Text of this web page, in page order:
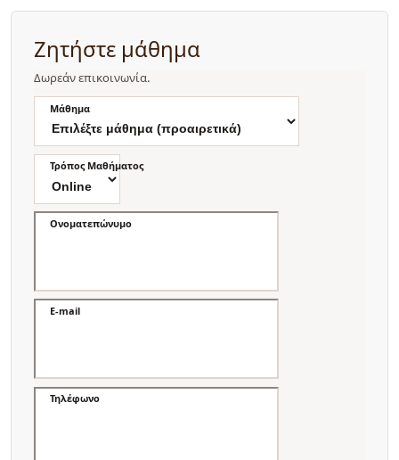
Ζητήστε μάθημα
Δωρεάν επικοινωνία.
Μάθημα
Τρόπος Μαθήματος
Ονοματεπώνυμο
E-mail
Τηλέφωνο